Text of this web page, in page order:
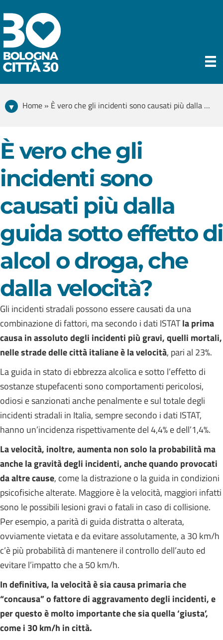
Home » È vero che gli incidenti sono causati più dalla guida sotto effetto di alcol o droga, che dalla velocità?
È vero che gli
incidenti sono
causati più dalla
guida sotto effetto di
alcol o droga, che
dalla velocità?
Gli incidenti stradali possono essere causati da una
combinazione di fattori, ma secondo i dati ISTATla prima
causa in assoluto degli incidenti più gravi, quelli mortali,
nelle strade delle città italiane è la velocità, pari al 23%.
La guida in stato di ebbrezza alcolica e sotto l’effetto di
sostanze stupefacenti sono comportamenti pericolosi,
odiosi e sanzionati anche penalmente e sul totale degli
incidenti stradali in Italia, sempre secondo i dati ISTAT,
hanno un’incidenza rispettivamente del 4,4% e dell’1,4%.
La velocità, inoltre, aumenta non solo la probabilità ma
anche la gravità degli incidenti, anche quando provocati
da altre cause, come la distrazione o la guida in condizioni
psicofisiche alterate. Maggiore è la velocità, maggiori infatti
sono le possibili lesioni gravi o fatali in caso di collisione.
Per esempio, a parità di guida distratta o alterata,
ovviamente vietata e da evitare assolutamente, a 30 km/h
c’è più probabilità di mantenere il controllo dell’auto ed
evitare l’impatto che a 50 km/h.
In definitiva, la velocità è sia causa primaria che
“concausa” o fattore di aggravamento degli incidenti, e
per questo è molto importante che sia quella ‘giusta’,
come i 30 km/h in città.